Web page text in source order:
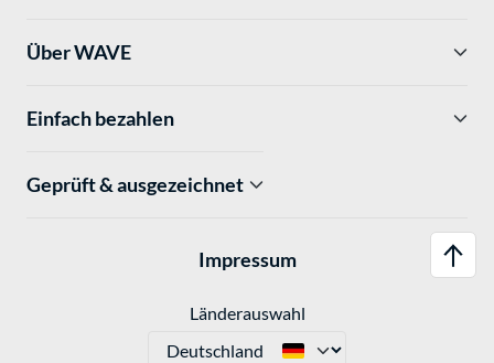
Über WAVE
Einfach bezahlen
Geprüft & ausgezeichnet
Impressum
Länderauswahl